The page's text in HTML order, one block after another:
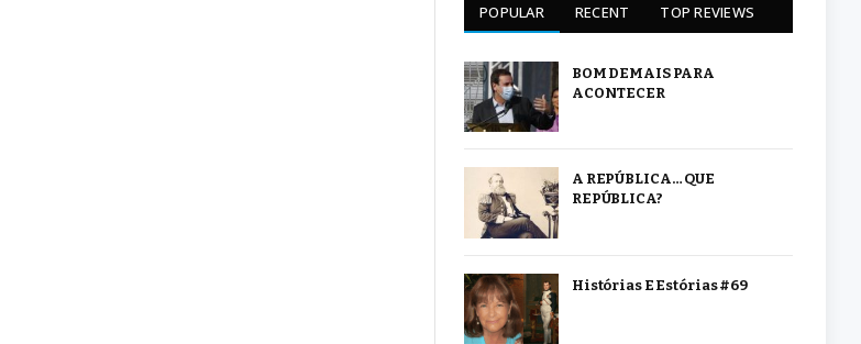
POPULAR RECENT TOP REVIEWS
BOM DEMAIS PARA
ACONTECER
A REPÚBLICA… QUE
REPÚBLICA?
Histórias E Estórias #69